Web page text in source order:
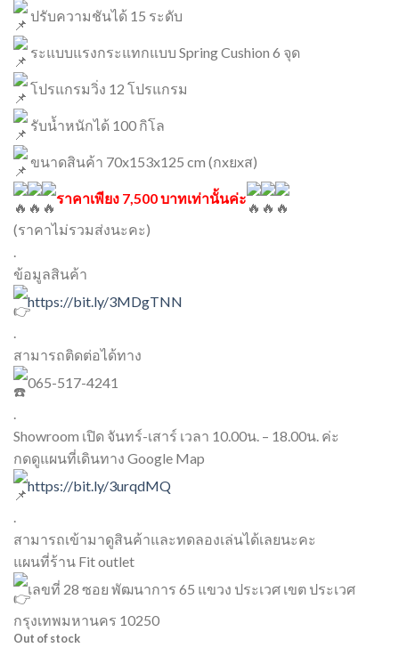
ปรับความชันได้ 15 ระดับ
ระแบบแรงกระแทกแบบ Spring Cushion 6 จุด
โปรแกรมวิ่ง 12 โปรแกรม
รับน้ำหนักได้ 100 กิโล
ขนาดสินค้า 70x153x125 cm (กxยxส)
ราคาเพียง 7,500 บาทเท่านั้นค่ะ
(ราคาไม่รวมส่งนะคะ)
.
ข้อมูลสินค้า
https://bit.ly/3MDgTNN
.
สามารถติดต่อได้ทาง
065-517-4241
.
Showroom เปิด จันทร์-เสาร์ เวลา 10.00น. – 18.00น. ค่ะ
กดดูแผนที่เดินทาง Google Map
https://bit.ly/3urqdMQ
.
สามารถเข้ามาดูสินค้าและทดลองเล่นได้เลยนะคะ
แผนที่ร้าน Fit outlet
เลขที่ 28 ซอย พัฒนาการ 65 แขวง ประเวศ เขต ประเวศ
กรุงเทพมหานคร 10250
Out of stock